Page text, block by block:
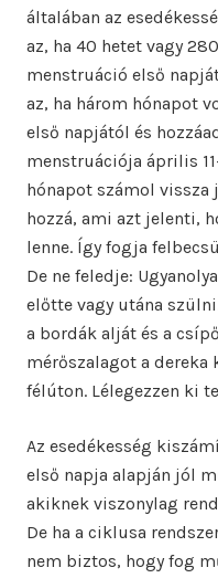
általában az
az, ha 40 hetet vagy
menstruáció első
az, ha három hónapot
első napjától és
menstruációja április
hónapot számol vissza
hozzá, ami azt jelenti,
lenne. Így fogja
De ne feledje:
előtte vagy utána
a bordák alját és a
mérőszalagot a
félúton. Lélegezzen ki
Az esedékesség
első napja alapján jól
akiknek viszonylag
De ha a ciklusa
nem biztos, hogy fog